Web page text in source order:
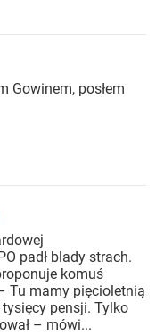
Gowinem, posłem
padł blady strach.
komuś
Tu mamy pięcioletnią
pensji. Tylko
– mówi...